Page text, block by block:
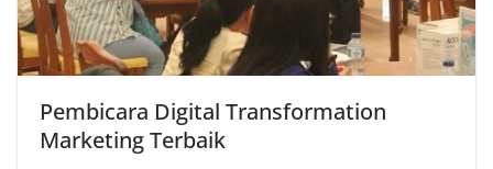
Pembicara Digital Transformation
Marketing Terbaik